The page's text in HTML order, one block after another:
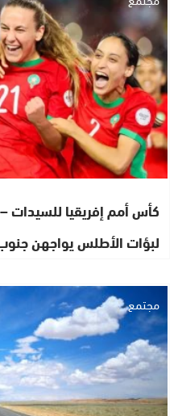
لبؤات الأطلس يواجهن
مجتمع